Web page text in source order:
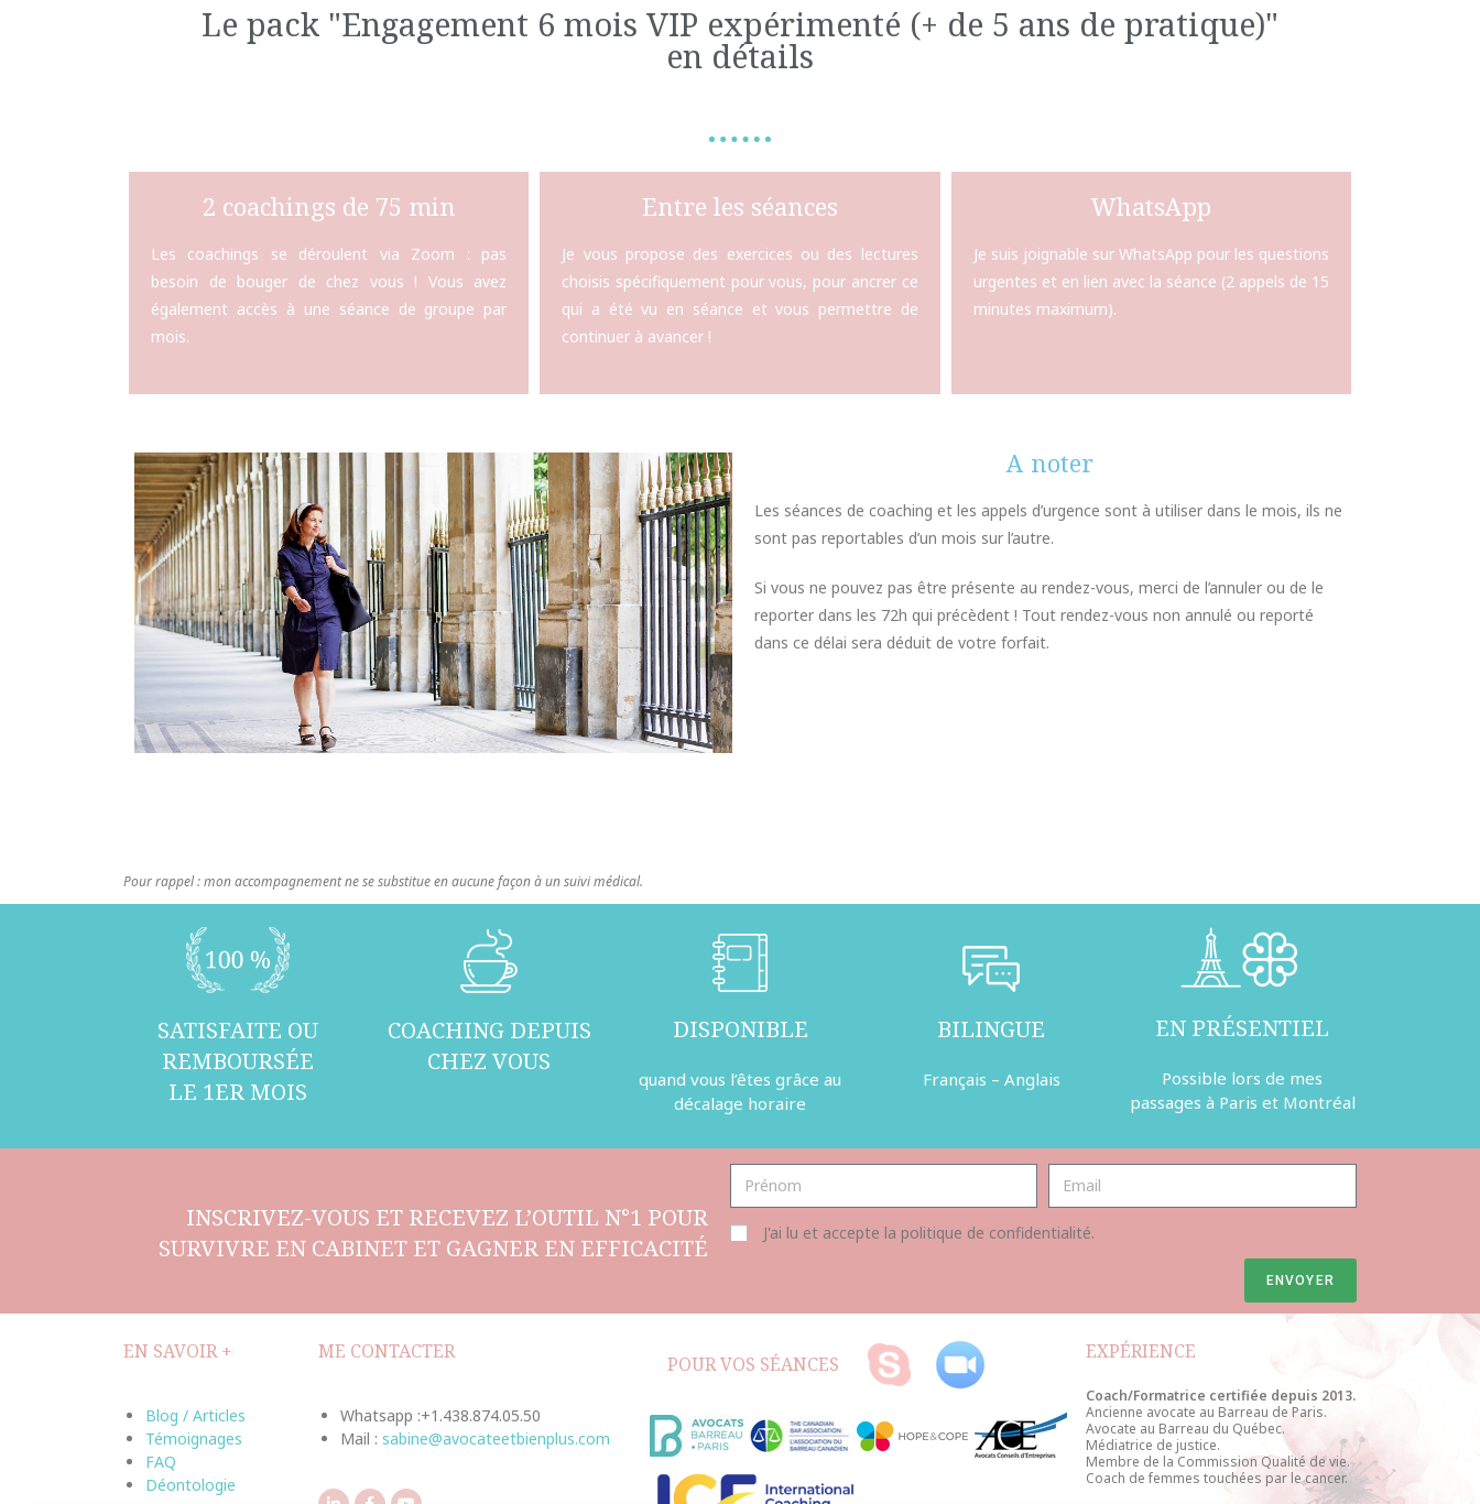
Le pack "Engagement 6 mois VIP expérimenté (+ de 5 ans de pratique)"
en détails
2 coachings de 75 min
Les coachings se déroulent via Zoom : pas
besoin de bouger de chez vous ! Vous avez
également accès à une séance de groupe par
mois.
Entre les séances
Je vous propose des exercices ou des lectures
choisis spécifiquement pour vous, pour ancrer ce
qui a été vu en séance et vous permettre de
continuer à avancer !
WhatsApp
Je suis joignable sur WhatsApp pour les questions
urgentes et en lien avec la séance (2 appels de 15
minutes maximum).
A noter
Les séances de coaching et les appels d’urgence sont à utiliser dans le mois, ils ne
sont pas reportables d’un mois sur l’autre.
Si vous ne pouvez pas être présente au rendez-vous, merci de l’annuler ou de le
reporter dans les 72h qui précèdent ! Tout rendez-vous non annulé ou reporté
dans ce délai sera déduit de votre forfait.
Pour rappel : mon accompagnement ne se substitue en aucune façon à un suivi médical.
SATISFAITE OU
REMBOURSÉE
LE 1ER MOIS
COACHING DEPUIS
CHEZ VOUS
DISPONIBLE
quand vous l’êtes grâce au
décalage horaire
BILINGUE
Français – Anglais
EN PRÉSENTIEL
Possible lors de mes
passages à Paris et Montréal
INSCRIVEZ-VOUS ET RECEVEZ L’OUTIL N°1 POUR
SURVIVRE EN CABINET ET GAGNER EN EFFICACITÉ
J'ai lu et accepte la politique de confidentialité.
ENVOYER
EN SAVOIR +
Blog / Articles
Témoignages
FAQ
Déontologie
ME CONTACTER
Whatsapp :+1.438.874.05.50
Mail : sabine@avocateetbienplus.com
POUR VOS SÉANCES
EXPÉRIENCE
Coach/Formatrice certifiée depuis 2013.
Ancienne avocate au Barreau de Paris.
Avocate au Barreau du Québec.
Médiatrice de justice.
Membre de la Commission Qualité de vie.
Coach de femmes touchées par le cancer.